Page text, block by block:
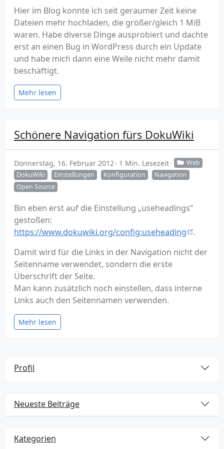
Hier im Blog konnte ich seit geraumer Zeit keine
Dateien mehr hochladen, die größer/gleich 1 MiB
waren. Habe diverse Dinge ausprobiert und dachte
erst an einen Bug in WordPress durch ein Update
und habe mich dann eine Weile nicht mehr damit
beschäftigt.
Mehr lesen
Schönere Navigation fürs DokuWiki
Donnerstag, 16. Februar 2012 1 Min. Lesezeit
Web
DokuWiki
Einstellungen Konfiguration
Navigation
Open Source
Bin eben erst auf die Einstellung „useheadings“
gestoßen:
https://www.dokuwiki.org/config:useheading
.
Damit wird für die Links in der Navigation nicht der
Seitenname verwendet, sondern die erste
Überschrift der Seite.
Man kann zusätzlich noch einstellen, dass interne
Links auch den Seitennamen verwenden.
Mehr lesen
Profil
Neueste Beiträge
Kategorien